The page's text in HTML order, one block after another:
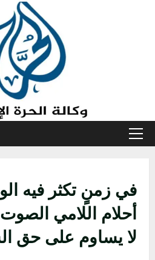
القائمة
في زمنٍ تكثر فيه
أحلام اللامي
لا يساوم على حق